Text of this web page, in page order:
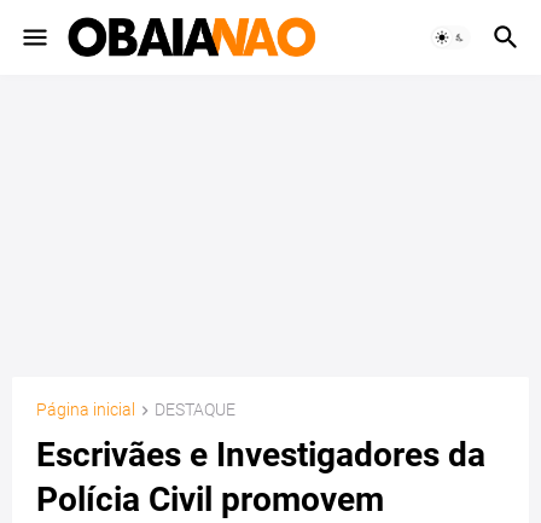
Página inicial DESTAQUE
Escrivães e Investigadores da
Polícia Civil promovem